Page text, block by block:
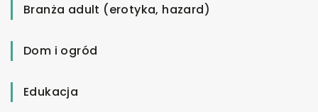
Branża adult (erotyka, hazard)
Dom i ogród
Edukacja